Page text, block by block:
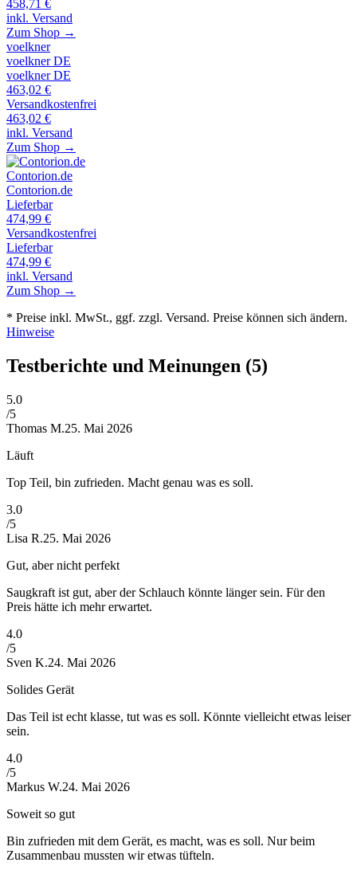
458,71 €
inkl. Versand
Zum Shop →
voelkner
voelkner DE
voelkner DE
463,02 €
Versandkostenfrei
463,02 €
inkl. Versand
Zum Shop →
Contorion.de
Contorion.de
Lieferbar
474,99 €
Versandkostenfrei
Lieferbar
474,99 €
inkl. Versand
Zum Shop →
* Preise inkl. MwSt., ggf. zzgl. Versand. Preise können sich ändern.
Hinweise
Testberichte und Meinungen (5)
5.0
/5
Thomas M.25. Mai 2026
Läuft
Top Teil, bin zufrieden. Macht genau was es soll.
3.0
/5
Lisa R.25. Mai 2026
Gut, aber nicht perfekt
Saugkraft ist gut, aber der Schlauch könnte länger sein. Für den
Preis hätte ich mehr erwartet.
4.0
/5
Sven K.24. Mai 2026
Solides Gerät
Das Teil ist echt klasse, tut was es soll. Könnte vielleicht etwas leiser
sein.
4.0
/5
Markus W.24. Mai 2026
Soweit so gut
Bin zufrieden mit dem Gerät, es macht, was es soll. Nur beim
Zusammenbau mussten wir etwas tüfteln.